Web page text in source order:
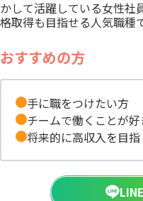
かして活躍している女性
格取得も目指せる人気職種
おすすめの方
手に職をつけたい方
チームで働くことが
将来的に高収入を目